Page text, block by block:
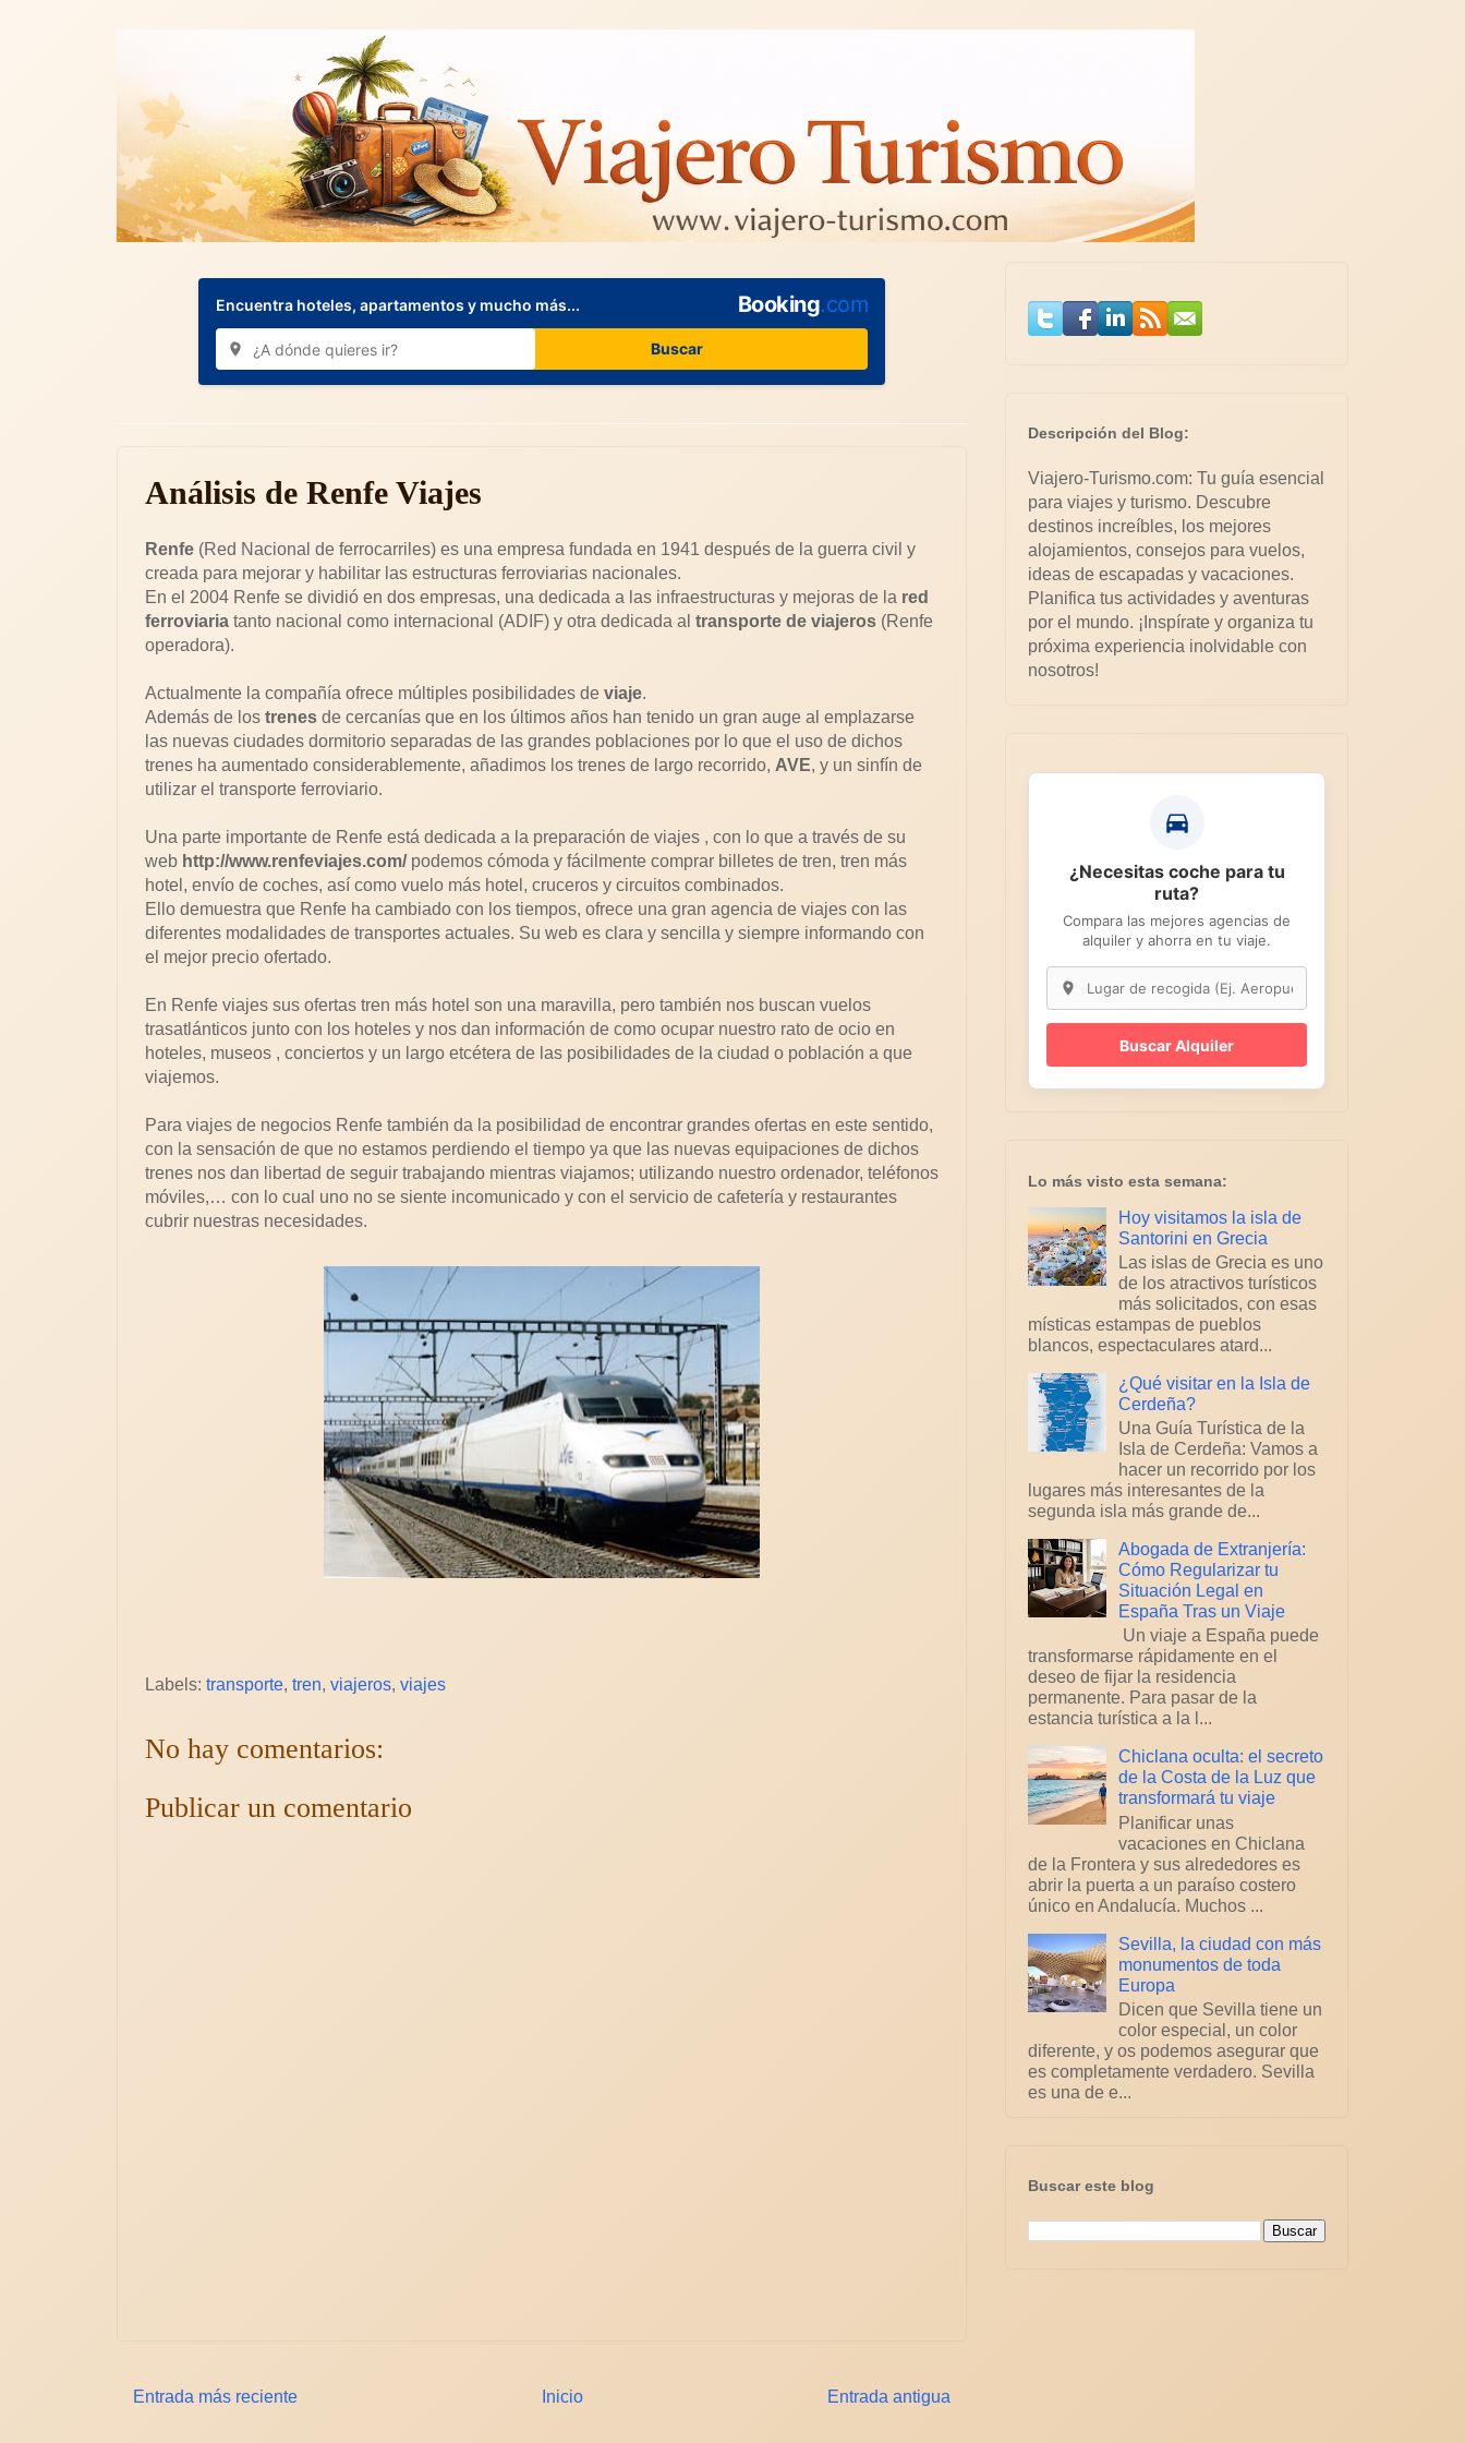
Encuentra hoteles, apartamentos y mucho más... Booking.com
Buscar
Análisis de Renfe Viajes
Renfe (Red Nacional de ferrocarriles) es una empresa fundada en 1941 después de la guerra civil y
creada para mejorar y habilitar las estructuras ferroviarias nacionales.
En el 2004 Renfe se dividió en dos empresas, una dedicada a las infraestructuras y mejoras de la red
ferroviaria tanto nacional como internacional (ADIF) y otra dedicada al transporte de viajeros (Renfe
operadora).
Actualmente la compañía ofrece múltiples posibilidades de viaje.
Además de los trenes de cercanías que en los últimos años han tenido un gran auge al emplazarse
las nuevas ciudades dormitorio separadas de las grandes poblaciones por lo que el uso de dichos
trenes ha aumentado considerablemente, añadimos los trenes de largo recorrido, AVE, y un sinfín de
utilizar el transporte ferroviario.
Una parte importante de Renfe está dedicada a la preparación de viajes , con lo que a través de su
web http://www.renfeviajes.com/podemos cómoda y fácilmente comprar billetes de tren, tren más
hotel, envío de coches, así como vuelo más hotel, cruceros y circuitos combinados.
Ello demuestra que Renfe ha cambiado con los tiempos, ofrece una gran agencia de viajes con las
diferentes modalidades de transportes actuales. Su web es clara y sencilla y siempre informando con
el mejor precio ofertado.
En Renfe viajes sus ofertas tren más hotel son una maravilla, pero también nos buscan vuelos
trasatlánticos junto con los hoteles y nos dan información de como ocupar nuestro rato de ocio en
hoteles, museos , conciertos y un largo etcétera de las posibilidades de la ciudad o población a que
viajemos.
Para viajes de negocios Renfe también da la posibilidad de encontrar grandes ofertas en este sentido,
con la sensación de que no estamos perdiendo el tiempo ya que las nuevas equipaciones de dichos
trenes nos dan libertad de seguir trabajando mientras viajamos; utilizando nuestro ordenador, teléfonos
móviles,… con lo cual uno no se siente incomunicado y con el servicio de cafetería y restaurantes
cubrir nuestras necesidades.
Labels: transporte, tren, viajeros, viajes
No hay comentarios:
Publicar un comentario
Entrada más reciente Entrada antigua
Inicio
Descripción del Blog:
Viajero-Turismo.com: Tu guía esencial
para viajes y turismo. Descubre
destinos increíbles, los mejores
alojamientos, consejos para vuelos,
ideas de escapadas y vacaciones.
Planifica tus actividades y aventuras
por el mundo. ¡Inspírate y organiza tu
próxima experiencia inolvidable con
nosotros!
¿Necesitas coche para tu
ruta?
Compara las mejores agencias de
alquiler y ahorra en tu viaje.
Buscar Alquiler
Lo más visto esta semana:
Hoy visitamos la isla de
Santorini en Grecia
Las islas de Grecia es uno
de los atractivos turísticos
más solicitados, con esas
místicas estampas de pueblos
blancos, espectaculares atard...
¿Qué visitar en la Isla de
Cerdeña?
Una Guía Turística de la
Isla de Cerdeña: Vamos a
hacer un recorrido por los
lugares más interesantes de la
segunda isla más grande de...
Abogada de Extranjería:
Cómo Regularizar tu
Situación Legal en
España Tras un Viaje
Un viaje a España puede
transformarse rápidamente en el
deseo de fijar la residencia
permanente. Para pasar de la
estancia turística a la l...
Chiclana oculta: el secreto
de la Costa de la Luz que
transformará tu viaje
Planificar unas
vacaciones en Chiclana
de la Frontera y sus alrededores es
abrir la puerta a un paraíso costero
único en Andalucía. Muchos ...
Sevilla, la ciudad con más
monumentos de toda
Europa
Dicen que Sevilla tiene un
color especial, un color
diferente, y os podemos asegurar que
es completamente verdadero. Sevilla
es una de e...
Buscar este blog